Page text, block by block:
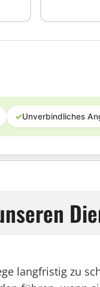
✓Unverbindliches
langfristig zu